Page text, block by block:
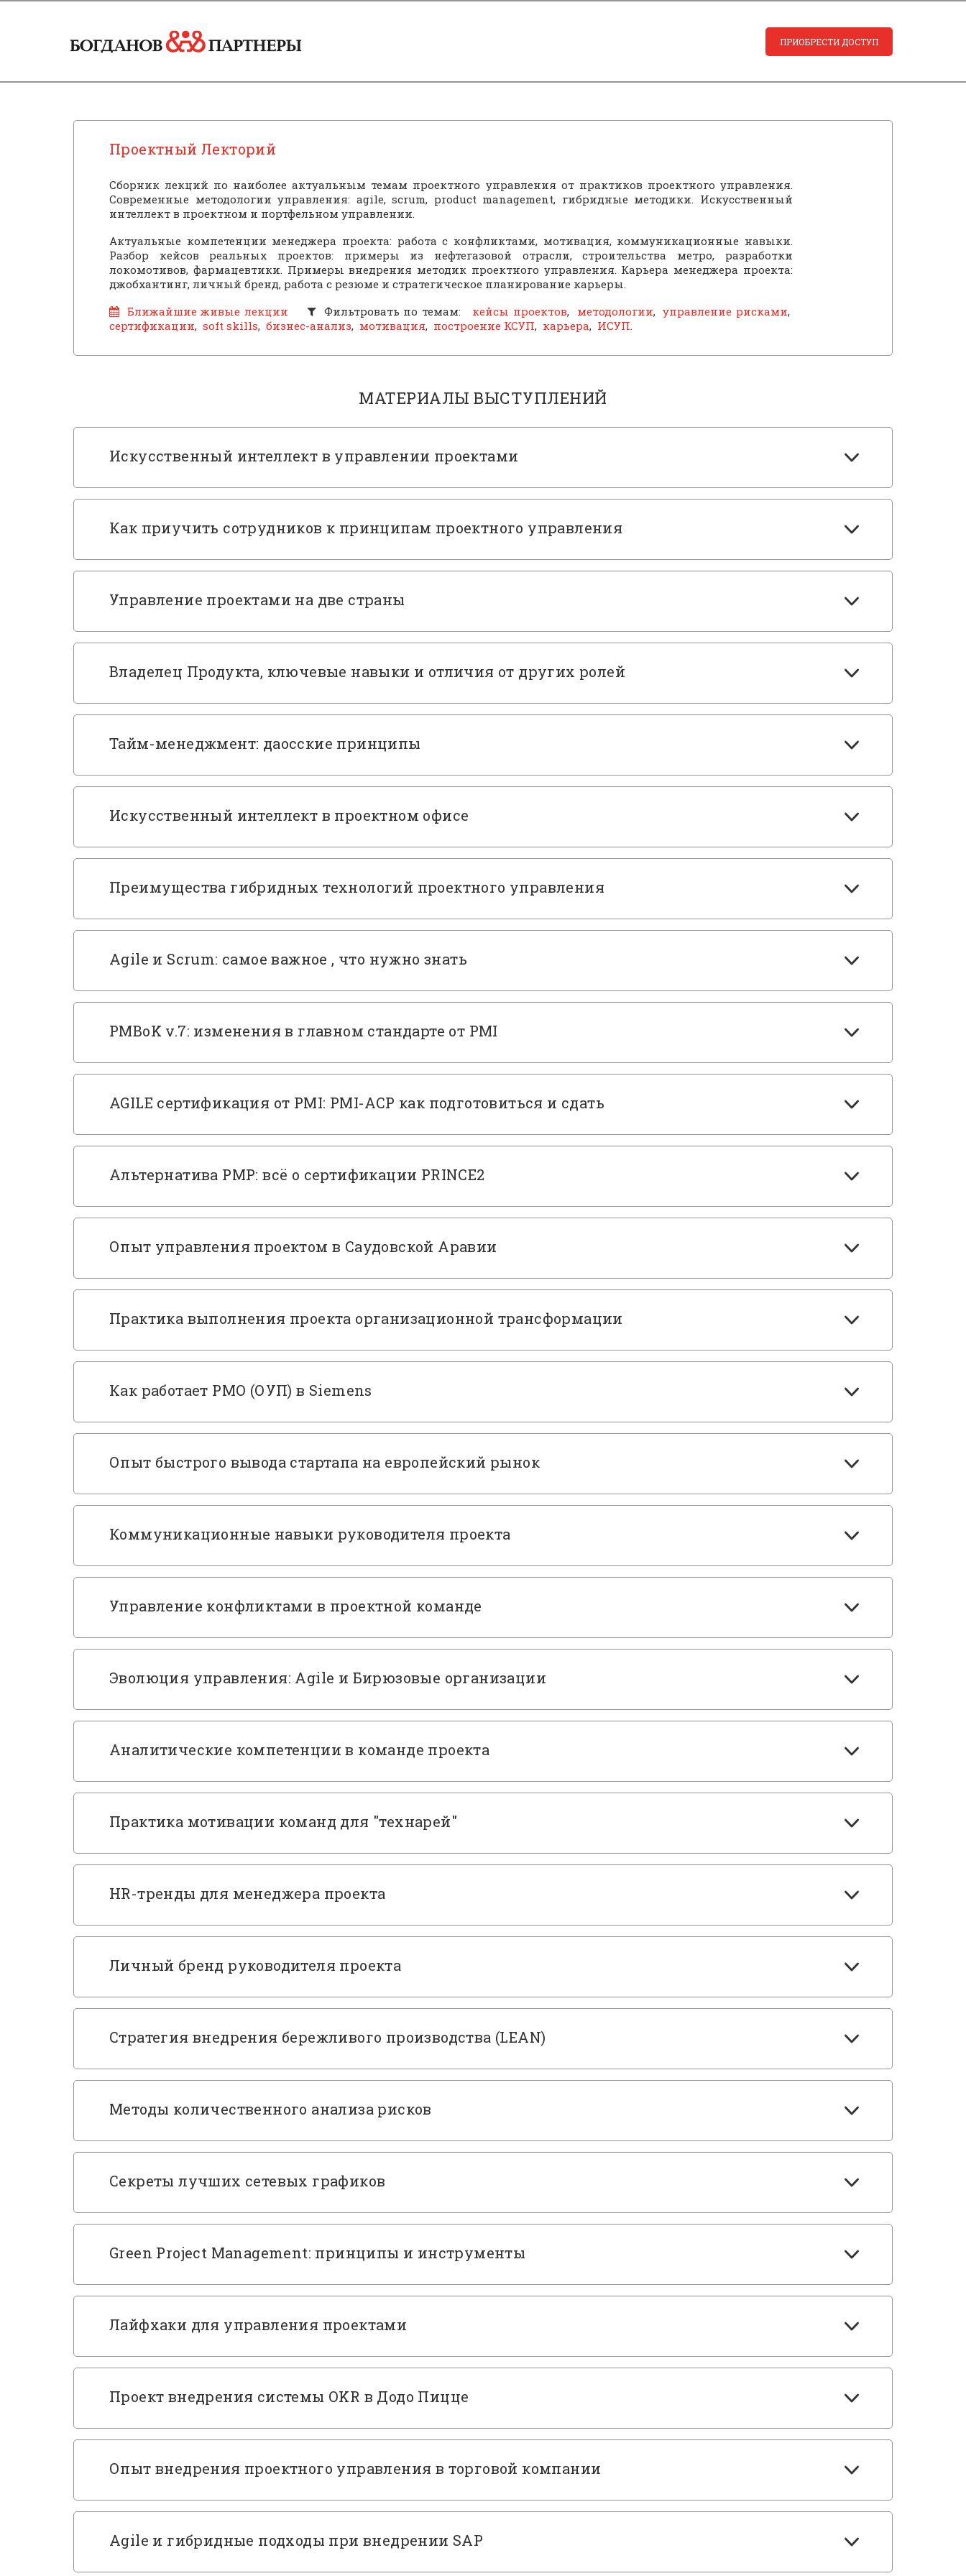
ПРИОБРЕСТИ ДОСТУП
Проектный Лекторий
Сборник лекций по наиболее актуальным темам проектного управления от практиков проектного управления.
Современные методологии управления: agile, scrum, product management, гибридные методики. Искусственный
интеллект в проектном и портфельном управлении.
Актуальные компетенции менеджера проекта: работа с конфликтами, мотивация, коммуникационные навыки.
Разбор кейсов реальных проектов: примеры из нефтегазовой отрасли, строительства метро, разработки
локомотивов, фармацевтики. Примеры внедрения методик проектного управления. Карьера менеджера проекта:
джобхантинг, личный бренд, работа с резюме и стратегическое планирование карьеры.
Ближайшие живые лекции
Фильтровать по темам: кейсы проектов, методологии,управление рисками,
сертификации, soft skills, бизнес-анализ, мотивация, построение КСУП, карьера, ИСУП.
МАТЕРИАЛЫ ВЫСТУПЛЕНИЙ
Искусственный интеллект в управлении проектами
Как приучить сотрудников к принципам проектного управления
Управление проектами на две страны
Владелец Продукта, ключевые навыки и отличия от других ролей
Тайм-менеджмент: даосские принципы
Искусственный интеллект в проектном офисе
Преимущества гибридных технологий проектного управления
Agile и Scrum: самое важное , что нужно знать
PMBoK v.7: изменения в главном стандарте от PMI
AGILE сертификация от PMI: PMI-ACP как подготовиться и сдать
Альтернатива PMP: всё о cертификации PRINCE2
Опыт управления проектом в Саудовской Аравии
Практика выполнения проекта организационной трансформации
Как работает PMO (ОУП) в Siemens
Опыт быстрого вывода стартапа на европейский рынок
Коммуникационные навыки руководителя проекта
Управление конфликтами в проектной команде
Эволюция управления: Agile и Бирюзовые организации
Аналитические компетенции в команде проекта
Практика мотивации команд для "технарей"
HR-тренды для менеджера проекта
Личный бренд руководителя проекта
Стратегия внедрения бережливого производства (LEAN)
Методы количественного анализа рисков
Секреты лучших сетевых графиков
Green Project Management: принципы и инструменты
Лайфхаки для управления проектами
Проект внедрения системы OKR в Додо Пицце
Опыт внедрения проектного управления в торговой компании
Agile и гибридные подходы при внедрении SAP